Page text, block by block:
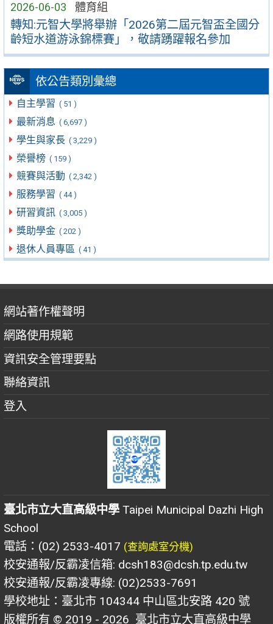
2026-06-03 體育組
轉知:元智大學將舉辦「2026第二屆元智盃全國分
齡短水道游泳錦標賽」，敬請踴躍報名參加
依公告類別彙總
自主學習 ( 51 )
最新消息 ( 6,697 )
學生與家長 ( 3,229 )
榮譽榜 ( 159 )
競賽與活動 ( 2,342 )
服務學習 ( 44 )
研習資訊 ( 3,005 )
獎助學金 ( 202 )
退休人員專區 ( 41 )
網站著作權聲明
網路使用規範
資訊安全管理要點
聯絡資訊
登入
臺北市立大直高級中學 Taipei Municipal Dazhi High
School
電話：(02) 2533-4017 (查詢處室分機)
校安通報/反霸凌信箱: dcsh183@dcsh.tp.edu.tw
校安通報/反霸凌專線: (02)2533-7691
學校地址：臺北市 104344 中山區北安路 420 號
版權所有 © 2019 - 2026 臺北市立大直高級中學